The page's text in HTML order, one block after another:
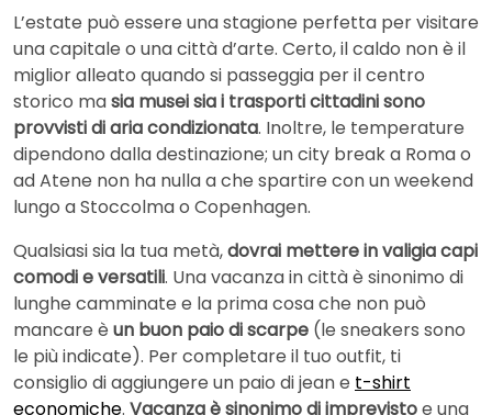
L’estate può essere una stagione perfetta per visitare
una capitale o una città d’arte. Certo, il caldo non è il
miglior alleato quando si passeggia per il centro
storico masia musei sia i trasporti cittadini sono
provvisti di aria condizionata. Inoltre, le temperature
dipendono dalla destinazione; un city break a Roma o
ad Atene non ha nulla a che spartire con un weekend
lungo a Stoccolma o Copenhagen.
Qualsiasi sia la tua metà,dovrai mettere in valigia capi
comodi e versatili. Una vacanza in città è sinonimo di
lunghe camminate e la prima cosa che non può
mancare è un buon paio di scarpe (le sneakers sono
le più indicate). Per completare il tuo outfit, ti
consiglio di aggiungere un paio di jean e t-shirt
economiche. Vacanza è sinonimo di imprevistoe una